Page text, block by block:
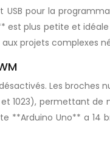
pour la
plus petite et
projets complexes
Les broches
1023), permettant de
Uno** a 14